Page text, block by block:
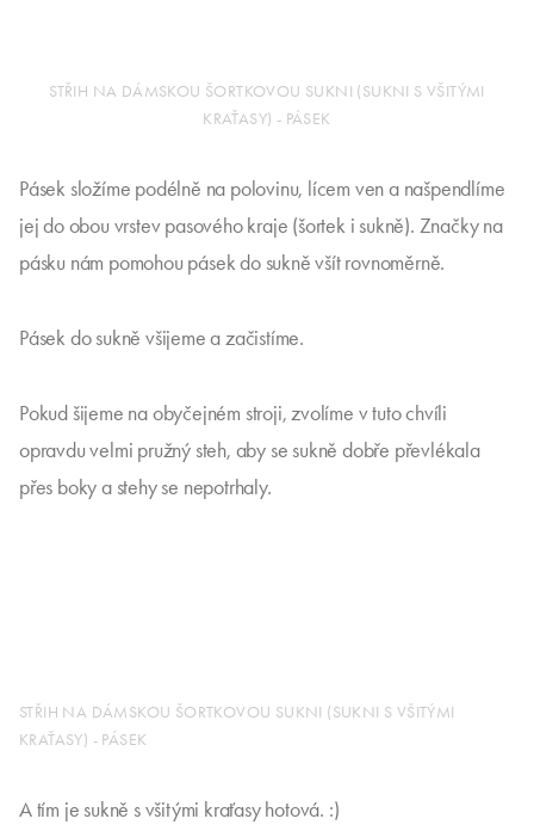
STŘIH NA DÁMSKOU ŠORTKOVOU SUKNI (SUKNI S VŠITÝMI
KRAŤASY) - PÁSEK
Pásek složíme podélně na polovinu, lícem ven a našpendlíme
jej do obou vrstev pasového kraje (šortek i sukně). Značky na
pásku nám pomohou pásek do sukně všít rovnoměrně.
Pásek do sukně všijeme a začistíme.
Pokud šijeme na obyčejném stroji, zvolíme v tuto chvíli
opravdu velmi pružný steh, aby se sukně dobře převlékala
přes boky a stehy se nepotrhaly.
STŘIH NA DÁMSKOU ŠORTKOVOU SUKNI (SUKNI S VŠITÝMI
KRAŤASY) - PÁSEK
A tím je sukně s všitými kraťasy hotová. :)